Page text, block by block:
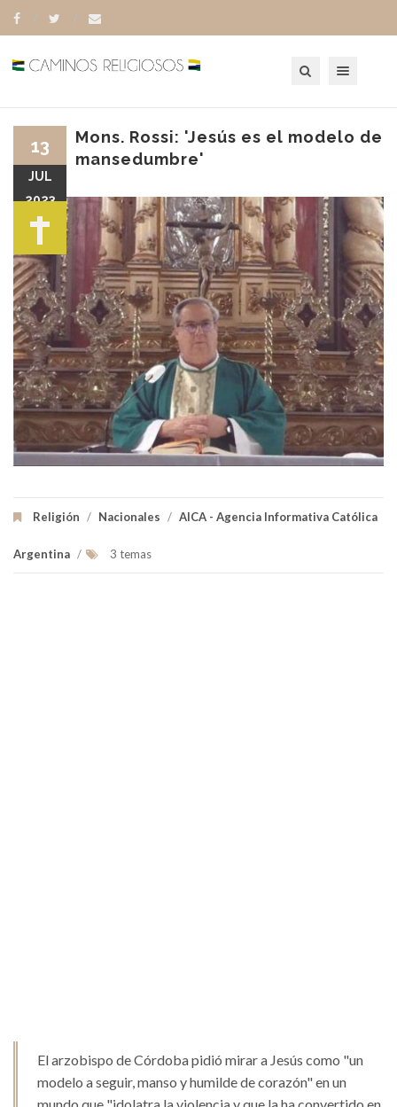
Mons. Rossi: 'Jesús es el modelo de
mansedumbre'
Religión / Nacionales / AICA - Agencia Informativa Católica
Argentina / 3 temas
13
JUL
2023
El arzobispo de Córdoba pidió mirar a Jesús como "un
modelo a seguir, manso y humilde de corazón" en un